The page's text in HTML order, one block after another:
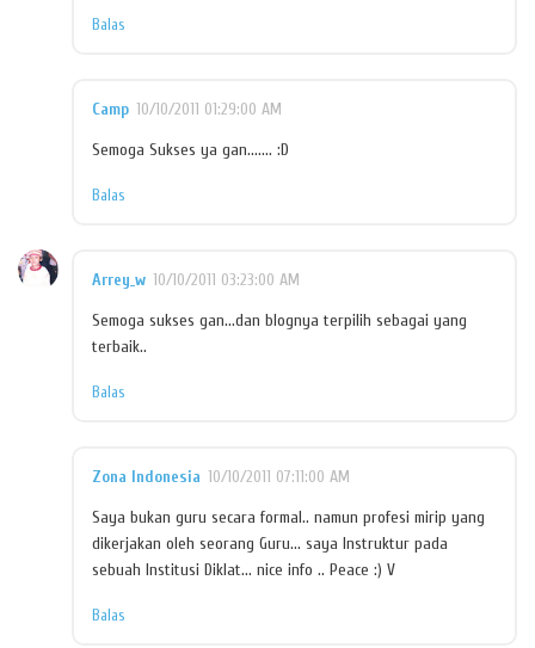
Balas
Camp 10/10/2011 01:29:00 AM
Semoga Sukses ya gan....... :D
Balas
Arrey_w 10/10/2011 03:23:00 AM
Semoga sukses gan...dan blognya terpilih sebagai yang
terbaik..
Balas
Zona Indonesia 10/10/2011 07:11:00 AM
Saya bukan guru secara formal.. namun profesi mirip yang
dikerjakan oleh seorang Guru... saya Instruktur pada
sebuah Institusi Diklat... nice info .. Peace :) V
Balas